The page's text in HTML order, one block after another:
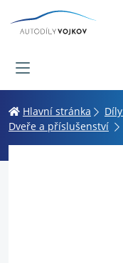
Hlavní stránka
Dveře a příslušenství